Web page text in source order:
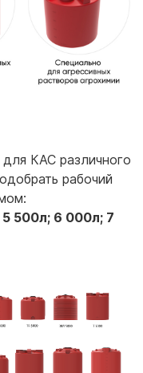
КАС различного
рабочий
500л; 6 000л; 7